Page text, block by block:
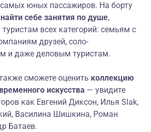
юных пассажиров. На борту
себе занятия по душе,
всех категорий: семьям с
друзей, соло-
и даже деловым туристам.
сможете оценить коллекцию
искусства — увидите
как Евгений Диксон, Илья Slak,
Василина Шишкина, Роман
Батаев.